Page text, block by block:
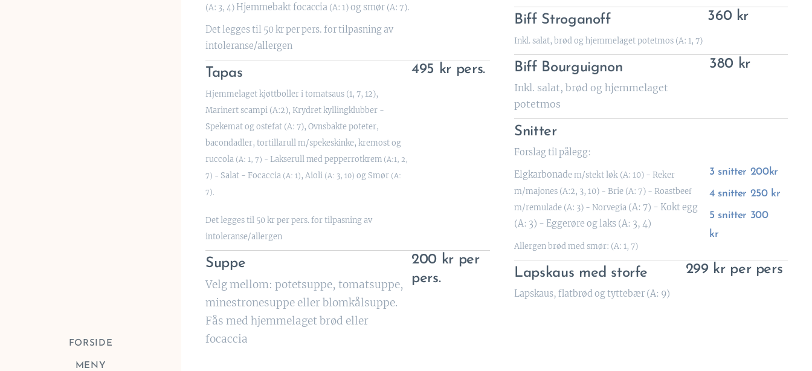
FORSIDE
MENY
(A: 3, 4) Hjemmebakt focaccia (A: 1)og smør (A: 7).
Det legges til 50 kr per pers. for tilpasning av
intoleranse/allergen
Tapas
Hjemmelaget kjøttboller i tomatsaus (1, 7, 12),
Marinert scampi (A:2), Krydret kyllingklubber -
Spekemat og ostefat (A: 7), Ovnsbakte poteter,
bacondadler, tortillarull m/spekeskinke, kremost og
ruccola (A: 1, 7) - Lakserull med pepperrotkrem (A:1, 2,
7) - Salat - Focaccia (A: 1), Aioli (A: 3, 10) og Smør (A:
7).
Det legges til 50 kr per pers. for tilpasning av
intoleranse/allergen
495 kr pers.
Suppe
Velg mellom: potetsuppe, tomatsuppe,
minestronesuppe eller blomkålsuppe.
Fås med hjemmelaget brød eller
focaccia
200 kr per
pers.
Biff Stroganoff
Inkl. salat, brød og hjemmelaget potetmos (A: 1, 7)
360 kr
Biff Bourguignon
Inkl. salat, brød og hjemmelaget
potetmos
380 kr
Snitter
Forslag tilpålegg:
Elgkarbonade m/stekt løk (A: 10) - Reker
m/majones (A:2, 3, 10) - Brie (A: 7) - Roastbeef
m/remulade (A: 3) - Norvegia (A: 7) - Kokt egg
(A: 3) - Eggerøre og laks (A: 3, 4)
Allergen brød med smør: (A: 1, 7)
3 snitter 200kr
4 snitter 250 kr
5 snitter 300
kr
Lapskaus med storfe
Lapskaus, flatbrød og tyttebær (A: 9)
299 kr per pers